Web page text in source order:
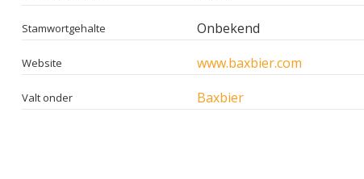
Stamwortgehalte Onbekend
Website www.baxbier.com
Valt onder Baxbier